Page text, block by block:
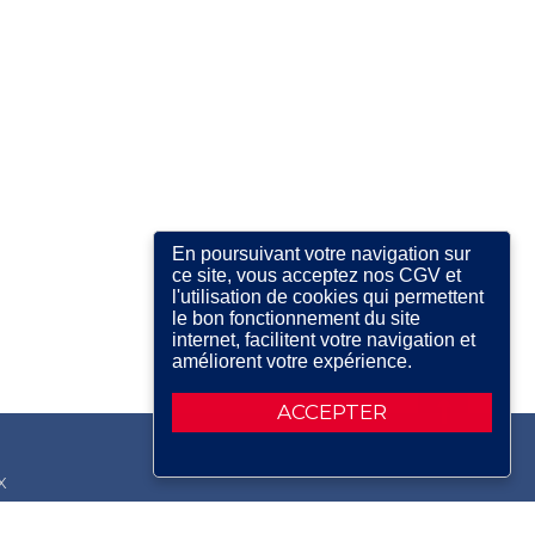
ACCEPTER
En poursuivant votre navigation sur
ce site, vous acceptez nos CGV et
l'utilisation de cookies qui permettent
le bon fonctionnement du site
internet, facilitent votre navigation et
améliorent votre expérience.